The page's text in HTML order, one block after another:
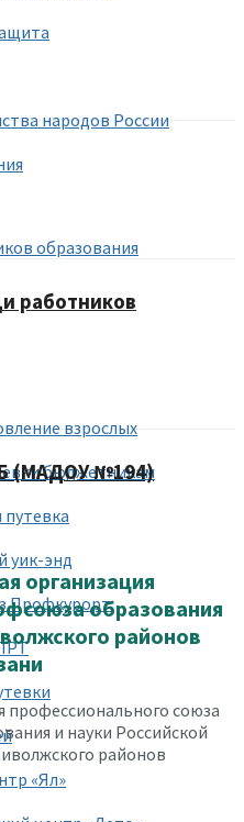
народов России
взрослых
бюджетникам
уик-энд
Профкурорт
«Ял»
работников
(МАДОУ №194)
организация
образования
районов
профессионального союза
и науки Российской
районов